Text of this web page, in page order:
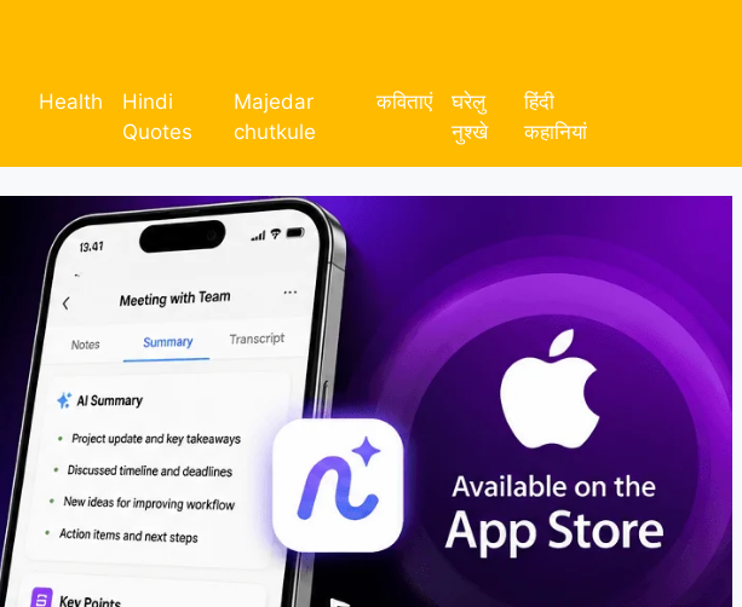
Health
Hindi
Quotes
Majedar
chutkule
कविताएं
घरेलु
नुश्खे
हिंदी
कहानियां